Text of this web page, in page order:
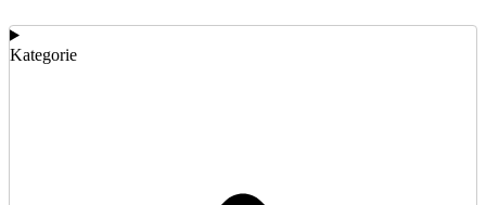
Kategorie